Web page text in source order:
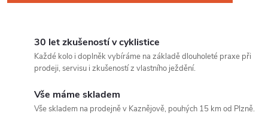
30 let zkušeností v cyklistice
Každé kolo i doplněk vybíráme na základě dlouholeté praxe při
prodeji, servisu i zkušeností z vlastního ježdění.
Vše máme skladem
Vše skladem na prodejně v Kaznějově, pouhých 15 km od Plzně.